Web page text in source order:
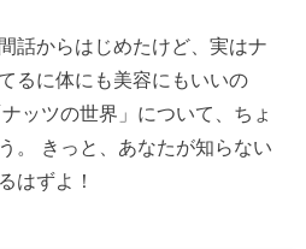
話からはじめたけど、実はナ
るに体にも美容にもいいの
ッツの世界」について、ちょ
。 きっと、あなたが知らない
はずよ！